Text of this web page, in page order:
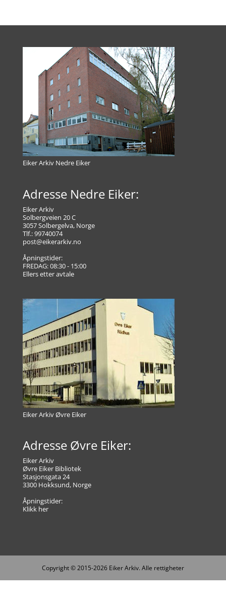
Eiker Arkiv Nedre Eiker
Adresse Nedre Eiker:
Eiker Arkiv
Solbergveien 20 C
3057 Solbergelva, Norge
Tlf.: 99740074
post@eikerarkiv.no
Åpningstider:
FREDAG: 08:30 - 15:00
Ellers etter avtale
Eiker Arkiv Øvre Eiker
Adresse Øvre Eiker:
Eiker Arkiv
Øvre Eiker Bibliotek
Stasjonsgata 24
3300 Hokksund, Norge
Åpningstider:
Klikk her
Copyright © 2015-2026 Eiker Arkiv. Alle rettigheter